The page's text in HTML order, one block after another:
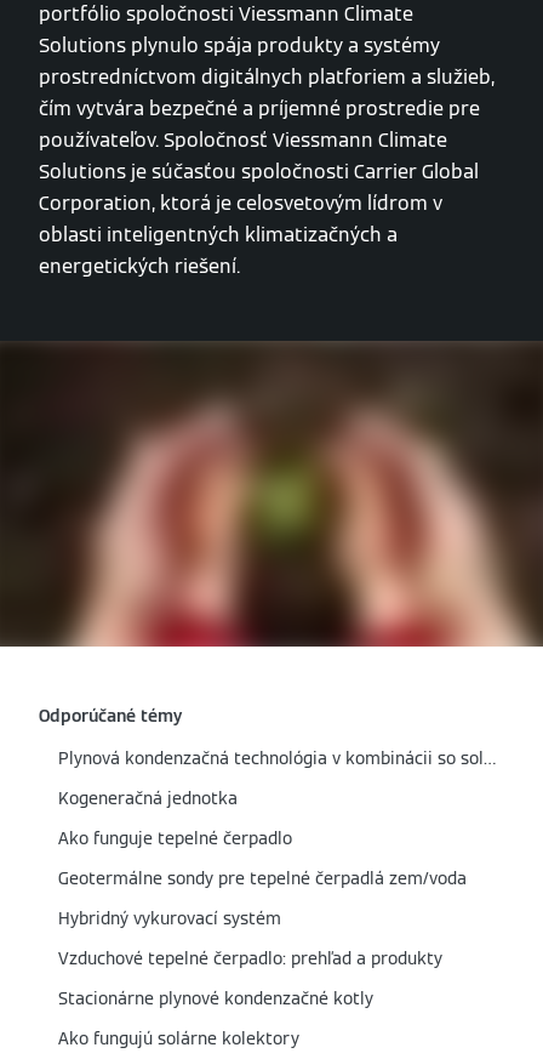
portfólio spoločnosti Viessmann Climate
Solutions plynulo spája produkty a systémy
prostredníctvom digitálnych platforiem a služieb,
čím vytvára bezpečné a príjemné prostredie pre
používateľov. Spoločnosť Viessmann Climate
Solutions je súčasťou spoločnosti Carrier Global
Corporation, ktorá je celosvetovým lídrom v
oblasti inteligentných klimatizačných a
energetických riešení.
Odporúčané témy
Plynová kondenzačná technológia v kombinácii so solárnym termickým systémom
Kogeneračná jednotka
Ako funguje tepelné čerpadlo
Geotermálne sondy pre tepelné čerpadlá zem/voda
Hybridný vykurovací systém
Vzduchové tepelné čerpadlo: prehľad a produkty
Stacionárne plynové kondenzačné kotly
Ako fungujú solárne kolektory